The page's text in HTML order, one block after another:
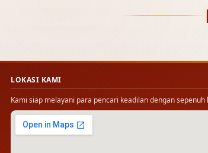
LOKASI KAMI
Kami siap melayani para pencari keadilan dengan sepenuh